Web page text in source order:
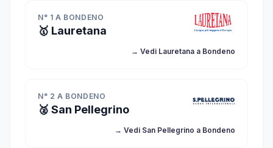
N° 1 A BONDENO
🥇 Lauretana
→ Vedi Lauretana a Bondeno
N° 2 A BONDENO
🥈 San Pellegrino
→ Vedi San Pellegrino a Bondeno